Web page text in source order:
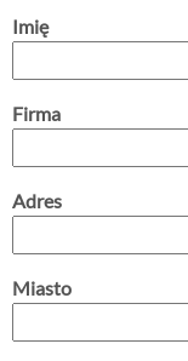
Imię
Firma
Adres
Miasto